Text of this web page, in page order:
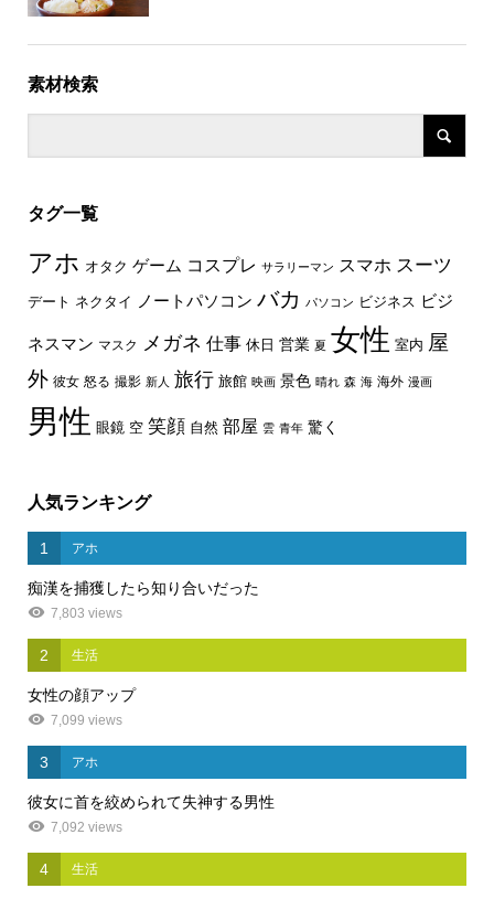
素材検索
タグ一覧
アホ オタク ゲーム コスプレ サラリーマン スマホ スーツ
デート ネクタイ ノートパソコン バカ パソコン ビジネス ビジ
ネスマン マスク メガネ 仕事 休日 営業 夏 女性 室内 屋
外 彼女 怒る 撮影 新人 旅行 旅館 映画 景色 晴れ 森 海 海外 漫画
男性 眼鏡 空 笑顔 自然 部屋 雲 青年 驚く
人気ランキング
1 アホ
痴漢を捕獲したら知り合いだった
7,803 views
2 生活
女性の顔アップ
7,099 views
3 アホ
彼女に首を絞められて失神する男性
7,092 views
4 生活